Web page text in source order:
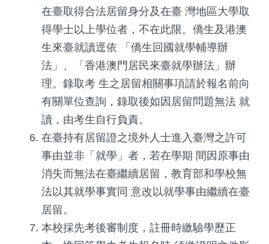
在臺取得合法居留身分及在臺 灣地區大學取
得學士以上學位者，不在此限。僑生及港澳
生來臺就讀逕依 「僑生回國就學輔導辦
法」、「香港澳門居民來臺就學辦法」辦
理。錄取考 生之居留相關事項請於報名前向
有關單位查詢，錄取後如因居留問題無法 就
讀，由考生自行負責。
在臺持有居留證之境外人士進入臺灣之許可
事由並非「就學」者，若在學期 間因原事由
消失而無法在臺繼續居留，教育部和學校無
法以其就學事實同 意改以就學事由繼續在臺
居留。
本校採先考後審制度，註冊時繳驗學歷正